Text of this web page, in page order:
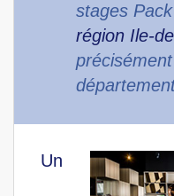
stages
région Ile-
Un